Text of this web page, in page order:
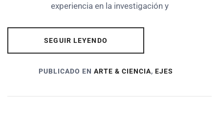
experiencia en la investigación y
SEGUIR LEYENDO
PUBLICADO EN ARTE & CIENCIA, EJES